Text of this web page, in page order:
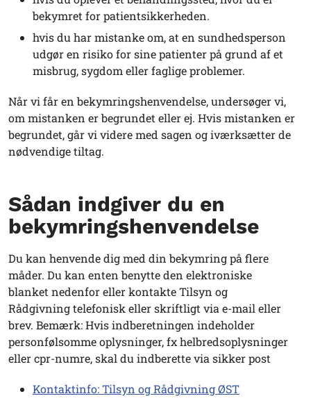
bekymret for patientsikkerheden.
hvis du har mistanke om, at en sundhedsperson
udgør en risiko for sine patienter på grund af et
misbrug, sygdom eller faglige problemer.
Når vi får en bekymringshenvendelse, undersøger vi,
om mistanken er begrundet eller ej. Hvis mistanken er
begrundet, går vi videre med sagen og iværksætter de
nødvendige tiltag.
Sådan indgiver du en
bekymringshenvendelse
Du kan henvende dig med din bekymring på flere
måder. Du kan enten benytte den elektroniske
blanket nedenfor eller kontakte Tilsyn og
Rådgivning telefonisk eller skriftligt via e-mail eller
brev. Bemærk: Hvis indberetningen indeholder
personfølsomme oplysninger, fx helbredsoplysninger
eller cpr-numre, skal du indberette via sikker post
Kontaktinfo: Tilsyn og Rådgivning ØST